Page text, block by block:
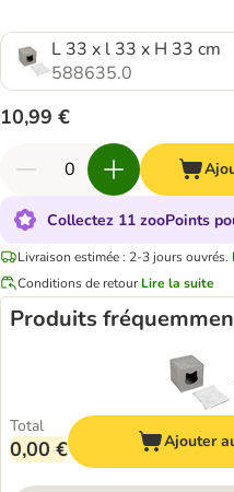
L 33 x l 33 x H 33 cm
588635.0
10,99 €
Collectez 11 zooPoints
Livraison estimée : 2-3 jours ouvrés.
Conditions de retour Lire la suite
Produits
Total
0,00 € Ajouter